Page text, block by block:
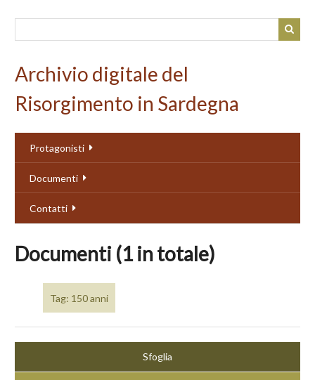
Archivio digitale del
Risorgimento in Sardegna
Protagonisti
Documenti
Contatti
Documenti (1 in totale)
Tag: 150 anni
Sfoglia